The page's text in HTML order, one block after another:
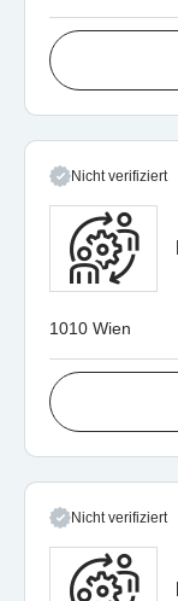
Nicht verifiziert
1010 Wien
Nicht verifiziert